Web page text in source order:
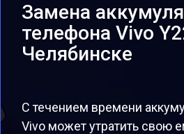
Замена
телефона Vivo
Челябинске
С течением времени
Vivo может утратить свою